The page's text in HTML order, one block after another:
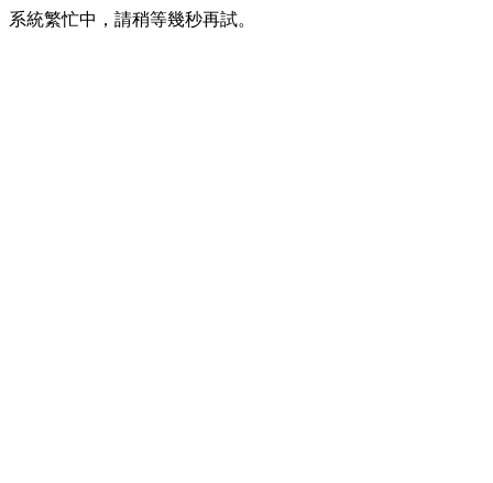
系統繁忙中，請稍等幾秒再試。